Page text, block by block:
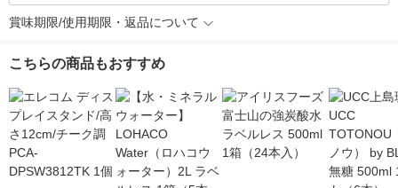
賞味期限/使用期限・返品について
こちらの商品もおすすめ